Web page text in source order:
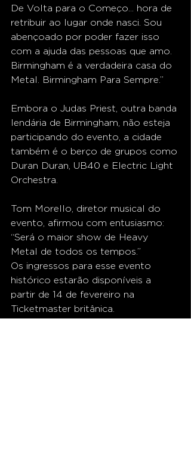
De Volta para o Começo... hora de
retribuir ao lugar onde nasci. Sou
abençoado por poder fazer isso
com a ajuda das pessoas que amo.
Birmingham é a verdadeira casa do
Metal. Birmingham Para Sempre.”
Embora o Judas Priest, outra banda
lendária de Birmingham, não esteja
participando do evento, a cidade
também é o berço de grupos como
Duran Duran, UB40 e Electric Light
Orchestra.
Tom Morello, diretor musical do
evento, afirmou com entusiasmo:
“Será o maior show de Heavy
Metal de todos os tempos.”
Os ingressos para esse evento
histórico estarão disponíveis a
partir de 14 de fevereiro na
Ticketmaster britânica.